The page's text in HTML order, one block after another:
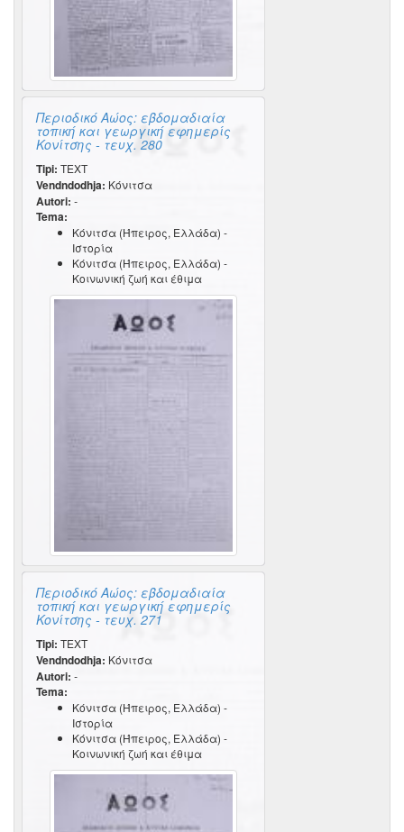
Περιοδικό Αώος: εβδομαδιαία
τοπική και γεωργική εφημερίς
Κονίτσης - τευχ. 280
Tipi: TEXT
Vendndodhja: Κόνιτσα
Autori: -
Tema:
Κόνιτσα (Ήπειρος, Ελλάδα) -
Ιστορία
Κόνιτσα (Ήπειρος, Ελλάδα) -
Κοινωνική ζωή και έθιμα
Περιοδικό Αώος: εβδομαδιαία
τοπική και γεωργική εφημερίς
Κονίτσης - τευχ. 271
Tipi: TEXT
Vendndodhja: Κόνιτσα
Autori: -
Tema:
Κόνιτσα (Ήπειρος, Ελλάδα) -
Ιστορία
Κόνιτσα (Ήπειρος, Ελλάδα) -
Κοινωνική ζωή και έθιμα